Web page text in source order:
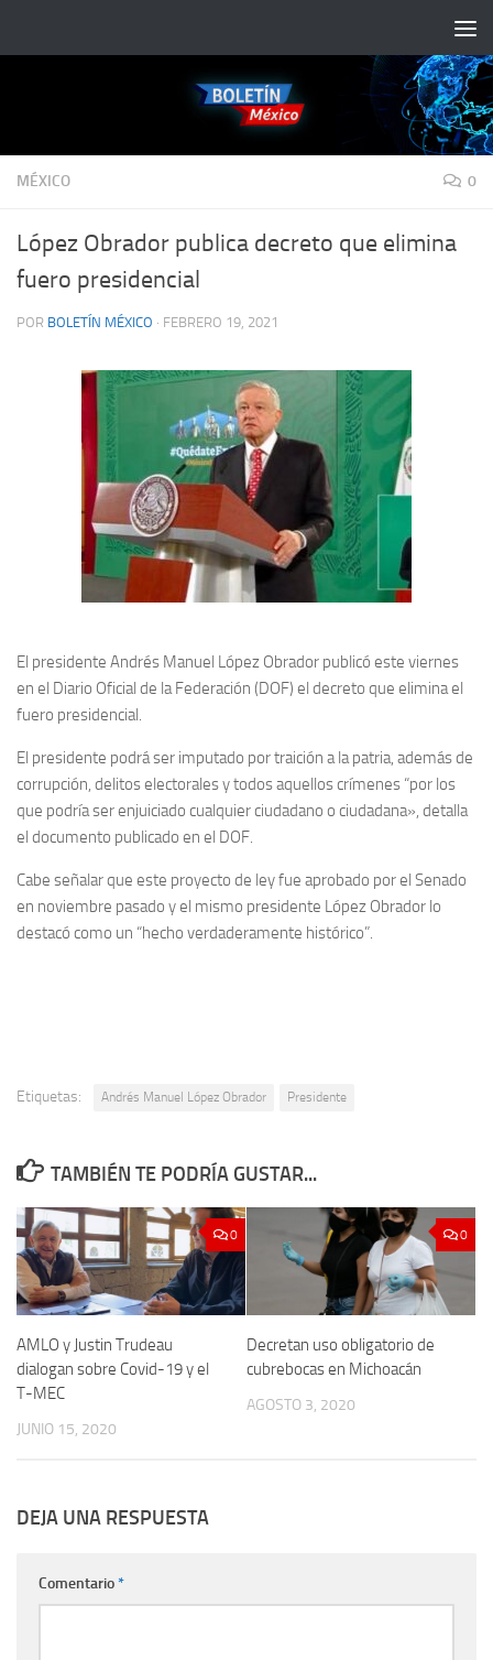
MÉXICO 0
López Obrador publica decreto que elimina
fuero presidencial
POR BOLETÍN MÉXICO · FEBRERO 19, 2021
El presidente Andrés Manuel López Obrador publicó este viernes
en el Diario Oficial de la Federación (DOF) el decreto que elimina el
fuero presidencial.
El presidente podrá ser imputado por traición a la patria, además de
corrupción, delitos electorales y todos aquellos crímenes “por los
que podría ser enjuiciado cualquier ciudadano o ciudadana», detalla
el documento publicado en el DOF.
Cabe señalar que este proyecto de ley fue aprobado por el Senado
en noviembre pasado y el mismo presidente López Obrador lo
destacó como un “hecho verdaderamente histórico”.
Etiquetas: Andrés Manuel López Obrador Presidente
TAMBIÉN TE PODRÍA GUSTAR...
0
AMLO y Justin Trudeau
dialogan sobre Covid-19 y el
T-MEC
JUNIO 15, 2020
0
Decretan uso obligatorio de
cubrebocas en Michoacán
AGOSTO 3, 2020
DEJA UNA RESPUESTA
Comentario*